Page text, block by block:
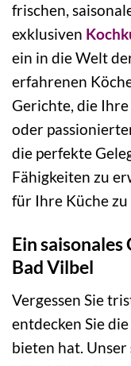
frischen,
exklusiven
ein in die Welt
erfahrenen
Gerichte, die
oder
die perfekte
Fähigkeiten zu
für Ihre Küche zu
Ein
Bad Vilbel
Vergessen Sie
entdecken Sie
bieten hat. Unser